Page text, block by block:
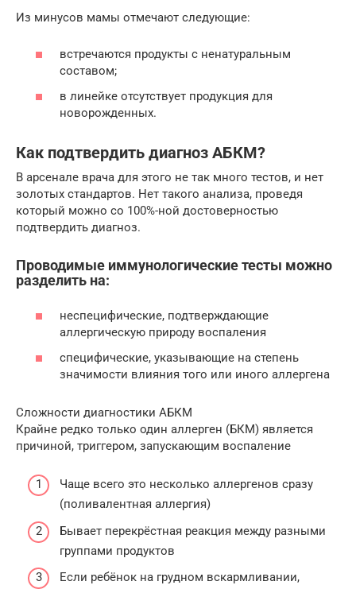
Из минусов мамы отмечают следующие:
встречаются продукты с ненатуральным
составом;
в линейке отсутствует продукция для
новорожденных.
Как подтвердить диагноз АБКМ?
В арсенале врача для этого не так много тестов, и нет
золотых стандартов. Нет такого анализа, проведя
который можно со 100%-ной достоверностью
подтвердить диагноз.
Проводимые иммунологические тесты можно
разделить на:
неспецифические, подтверждающие
аллергическую природу воспаления
специфические, указывающие на степень
значимости влияния того или иного аллергена
Сложности диагностики АБКМ
Крайне редко только один аллерген (БКМ) является
причиной, триггером, запускающим воспаление
Чаще всего это несколько аллергенов сразу
(поливалентная аллергия)
Бывает перекрёстная реакция между разными
группами продуктов
Если ребёнок на грудном вскармливании,